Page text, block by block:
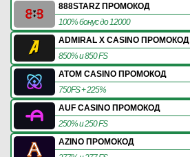
888STARZ ПРОМОКОД
100% бонус до 12000
ADMIRAL X CASINO ПРОМОКОД
850% и 850 FS
ATOM CASINO ПРОМОКОД
750FS + 225%
AUF CASINO ПРОМОКОД
250% и 250 FS
AZINO ПРОМОКОД